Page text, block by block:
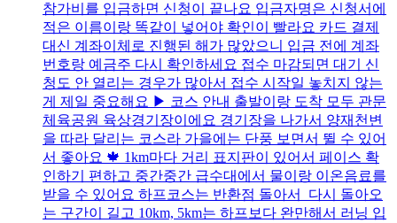
참가비를 입금하면 신청이 끝나요 입금자명은 신청서에
적은 이름이랑 똑같이 넣어야 확인이 빨라요 카드 결제
대신 계좌이체로 진행된 해가 많았으니 입금 전에 계좌
번호랑 예금주 다시 확인하세요 접수 마감되면 대기 신
청도 안 열리는 경우가 많아서 접수 시작일 놓치지 않는
게 제일 중요해요 ▶ 코스 안내 출발이랑 도착 모두 관문
체육공원 육상경기장이에요 경기장을 나가서 양재천변
을 따라 달리는 코스라 가을에는 단풍 보면서 뛸 수 있어
서 좋아요 🍁 1km마다 거리 표지판이 있어서 페이스 확
인하기 편하고 중간중간 급수대에서 물이랑 이온음료를
받을 수 있어요 하프코스는 반환점 돌아서 다시 돌아오
는 구간이 길고 10km, 5km는 하프보다 완만해서 러닝 입